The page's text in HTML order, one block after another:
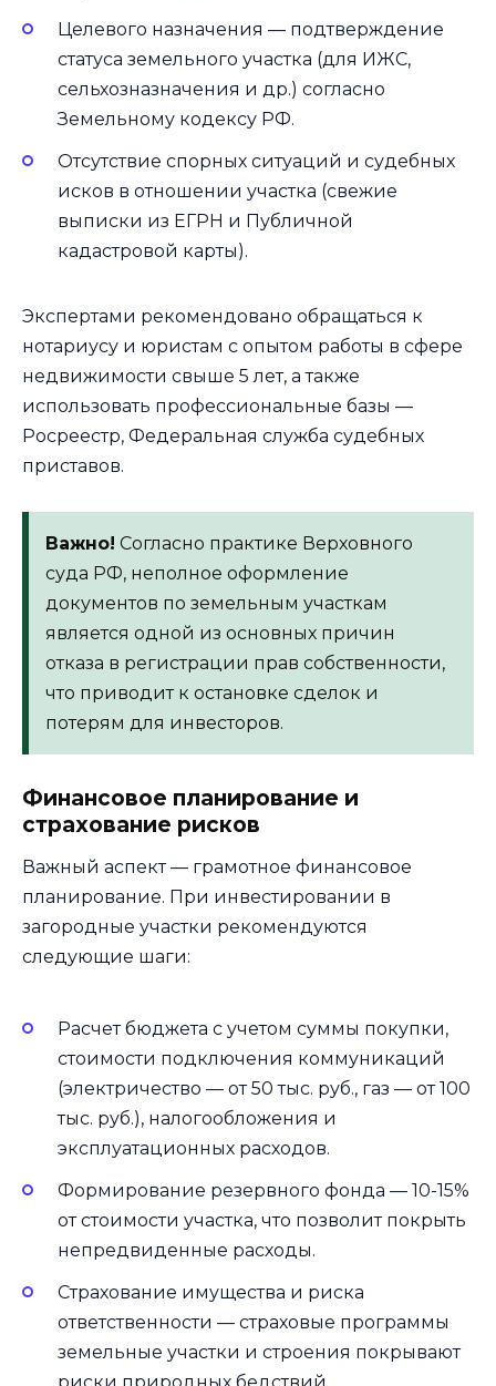
Целевого назначения — подтверждение
статуса земельного участка (для ИЖС,
сельхозназначения и др.) согласно
Земельному кодексу РФ.
Отсутствие спорных ситуаций и судебных
исков в отношении участка (свежие
выписки из ЕГРН и Публичной
кадастровой карты).
Экспертами рекомендовано обращаться к
нотариусу и юристам с опытом работы в сфере
недвижимости свыше 5 лет, а также
использовать профессиональные базы —
Росреестр, Федеральная служба судебных
приставов.
Важно! Согласно практике Верховного
суда РФ, неполное оформление
документов по земельным участкам
является одной из основных причин
отказа в регистрации прав собственности,
что приводит к остановке сделок и
потерям для инвесторов.
Финансовое планирование и
страхование рисков
Важный аспект — грамотное финансовое
планирование. При инвестировании в
загородные участки рекомендуются
следующие шаги:
Расчет бюджета с учетом суммы покупки,
стоимости подключения коммуникаций
(электричество — от 50 тыс. руб., газ — от 100
тыс. руб.), налогообложения и
эксплуатационных расходов.
Формирование резервного фонда — 10-15%
от стоимости участка, что позволит покрыть
непредвиденные расходы.
Страхование имущества и риска
ответственности — страховые программы
земельные участки и строения покрывают